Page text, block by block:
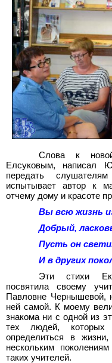
Слова к
Елсуковым, написал
передать
испытывает автор к
отчему дому и красоте
Вы всю жизнь
Добрый,
Пусть он
И в других
Эти стихи
посвятила своему
Павловне Чернышевой,
ней самой. К моему
знакома ни с одной из
тех людей, которых
определиться в
нескольким
таких учителей.